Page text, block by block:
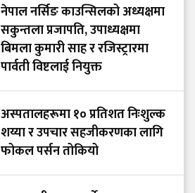
नेपाल नर्सिङ काउन्सिलको अध्यक्षमा
सकुन्तला प्रजापति, उपाध्यक्षमा
बिमला कुमारी साह र रजिस्ट्रारमा
पार्वती विष्टलाई नियुक्त
अस्पतालहरूमा १० प्रतिशत निःशुल्क
शय्या र उपचार सहजीकरणका लागि
फोकल पर्सन तोकियो